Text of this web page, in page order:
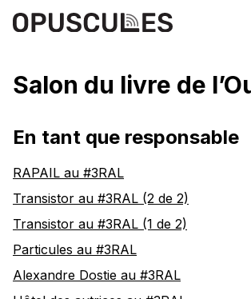
Salon du livre de
En tant que responsable
RAPAIL au #3RAL
Transistor au #3RAL (2 de 2)
Transistor au #3RAL (1 de 2)
Particules au #3RAL
Alexandre Dostie au #3RAL